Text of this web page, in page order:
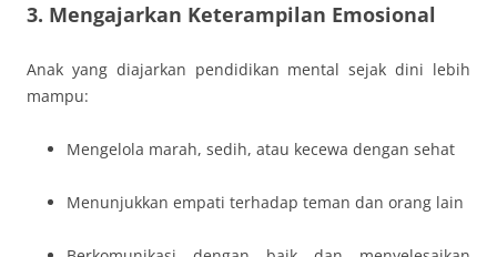
3. Mengajarkan Keterampilan Emosional
Anak yang diajarkan pendidikan mental sejak dini lebih
mampu:
Mengelola marah, sedih, atau kecewa dengan sehat
Menunjukkan empati terhadap teman dan orang lain